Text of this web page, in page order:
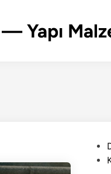
— Yapı